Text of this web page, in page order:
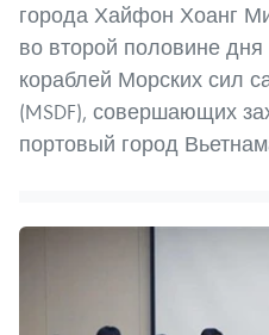
города Хайфон Хоанг
во второй половине
кораблей Морских сил
(MSDF), совершающих
портовый город